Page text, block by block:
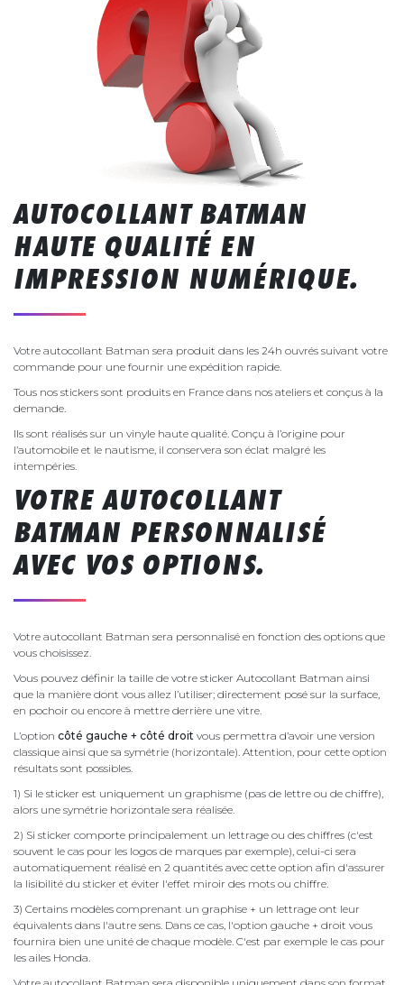
AUTOCOLLANT BATMAN
HAUTE QUALITÉ EN
IMPRESSION NUMÉRIQUE.
Votre autocollant Batman sera produit dans les 24h ouvrés suivant votre
commande pour une fournir une expédition rapide.
Tous nos stickers sont produits en France dans nos ateliers et conçus à la
demande.
Ils sont réalisés sur un vinyle haute qualité. Conçu à l’origine pour
l’automobile et le nautisme, il conservera son éclat malgré les
intempéries.
VOTRE AUTOCOLLANT
BATMAN PERSONNALISÉ
AVEC VOS OPTIONS.
Votre autocollant Batman sera personnalisé en fonction des options que
vous choisissez.
Vous pouvez définir la taille de votre sticker Autocollant Batman ainsi
que la manière dont vous allez l’utiliser; directement posé sur la surface,
en pochoir ou encore à mettre derrière une vitre.
L’option côté gauche + côté droit vous permettra d’avoir une version
classique ainsi que sa symétrie (horizontale). Attention, pour cette option
résultats sont possibles.
1) Si le sticker est uniquement un graphisme (pas de lettre ou de chiffre),
alors une symétrie horizontale sera réalisée.
2) Si sticker comporte principalement un lettrage ou des chiffres (c'est
souvent le cas pour les logos de marques par exemple), celui-ci sera
automatiquement réalisé en 2 quantités avec cette option afin d'assurer
la lisibilité du sticker et éviter l'effet miroir des mots ou chiffre.
3) Certains modèles comprenant un graphise + un lettrage ont leur
équivalents dans l'autre sens. Dans ce cas, l'option gauche + droit vous
fournira bien une unité de chaque modèle. C'est par exemple le cas pour
les ailes Honda.